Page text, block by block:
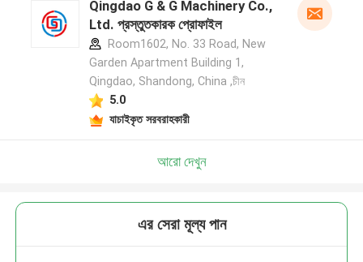
Qingdao G & G Machinery Co.,
Ltd. প্রস্তুতকারক প্রোফাইল
Room1602, No. 33 Road, New
Garden Apartment Building 1,
Qingdao, Shandong, China ,চীন
5.0
যাচাইকৃত সরবরাহকারী
আরো দেখুন
এর সেরা মূল্য পান